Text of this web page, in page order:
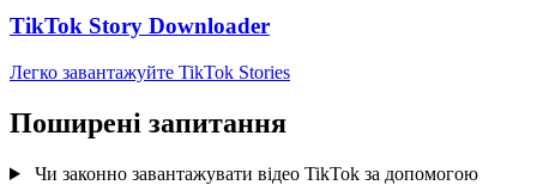
TikTok Story Downloader
Легко завантажуйте TikTok Stories
Поширені запитання
Чи законно завантажувати відео TikTok за допомогою